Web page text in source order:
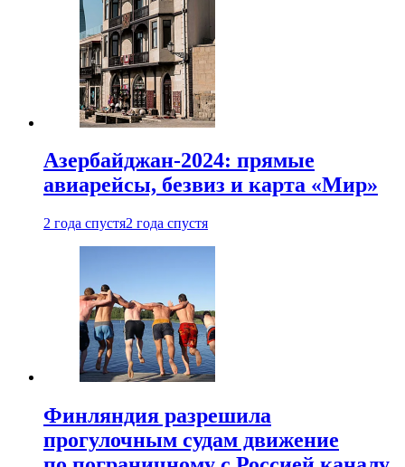
Азербайджан-2024: прямые
авиарейсы, безвиз и карта «Мир»
2 года спустя2 года спустя
Финляндия разрешила
прогулочным судам движение